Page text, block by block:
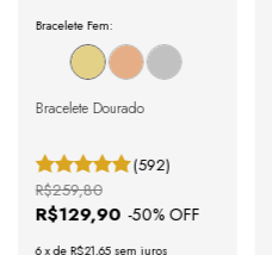
Bracelete Fem:
Bracelete Dourado
(592)
R$129,90 -50% OFF
R$259,80
6 xde R$21,65 sem juros